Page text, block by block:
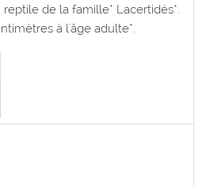
de la famille* Lacertidés*.
à l'âge adulte*.